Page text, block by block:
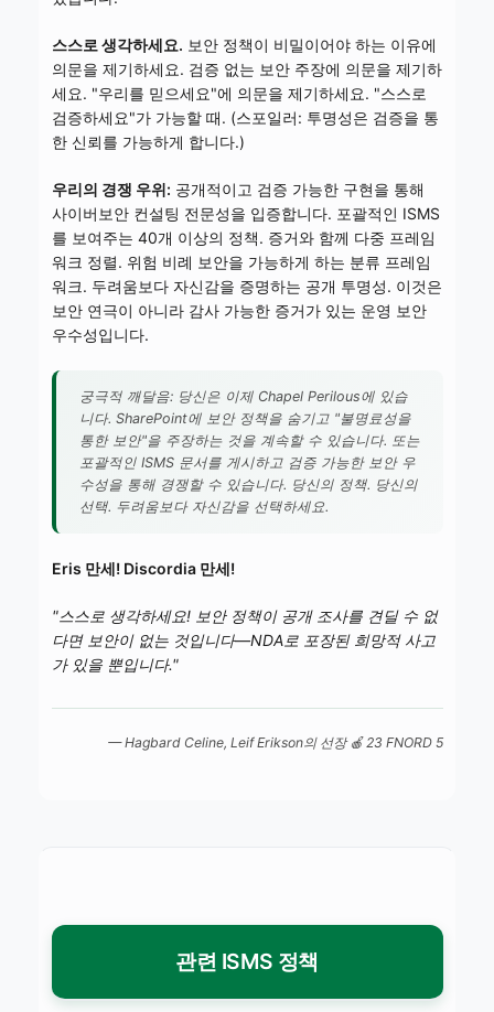
스스로 생각하세요. 보안 정책이 비밀이어야 하는 이유에
의문을 제기하세요. 검증 없는 보안 주장에 의문을 제기하
세요. "우리를 믿으세요"에 의문을 제기하세요. "스스로
검증하세요"가 가능할 때. (스포일러: 투명성은 검증을 통
한 신뢰를 가능하게 합니다.)
우리의 경쟁 우위: 공개적이고 검증 가능한 구현을 통해
사이버보안 컨설팅 전문성을 입증합니다. 포괄적인 ISMS
를 보여주는 40개 이상의 정책. 증거와 함께 다중 프레임
워크 정렬. 위험 비례 보안을 가능하게 하는 분류 프레임
워크. 두려움보다 자신감을 증명하는 공개 투명성. 이것은
보안 연극이 아니라 감사 가능한 증거가 있는 운영 보안
우수성입니다.
궁극적 깨달음: 당신은 이제 Chapel Perilous에 있습
니다. SharePoint에 보안 정책을 숨기고 "불명료성을
통한 보안"을 주장하는 것을 계속할 수 있습니다. 또는
포괄적인 ISMS 문서를 게시하고 검증 가능한 보안 우
수성을 통해 경쟁할 수 있습니다. 당신의 정책. 당신의
선택. 두려움보다 자신감을 선택하세요.
Eris 만세! Discordia 만세!
"스스로 생각하세요! 보안 정책이 공개 조사를 견딜 수 없
다면 보안이 없는 것입니다—NDA로 포장된 희망적 사고
가 있을 뿐입니다."
— Hagbard Celine, Leif Erikson의 선장 🍎 23 FNORD 5
관련 ISMS 정책